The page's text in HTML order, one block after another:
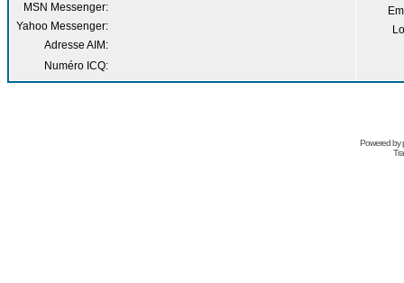
MSN Messenger:
Yahoo Messenger:
Adresse AIM:
Numéro ICQ:
Powered by